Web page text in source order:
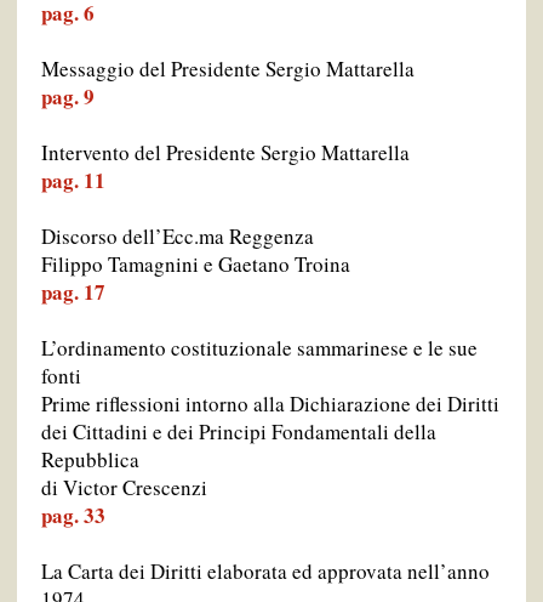
pag. 6
Messaggio del Presidente Sergio Mattarella
pag. 9
Intervento del Presidente Sergio Mattarella
pag. 11
Discorso dell’Ecc.ma Reggenza
Filippo Tamagnini e Gaetano Troina
pag. 17
L’ordinamento costituzionale sammarinese e le sue
fonti
Prime riflessioni intorno alla Dichiarazione dei Diritti
dei Cittadini e dei Principi Fondamentali della
Repubblica
di Victor Crescenzi
pag. 33
La Carta dei Diritti elaborata ed approvata nell’anno